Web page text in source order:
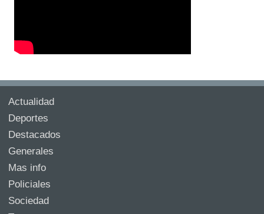
Actualidad
Deportes
Destacados
Generales
Mas info
Policiales
Sociedad